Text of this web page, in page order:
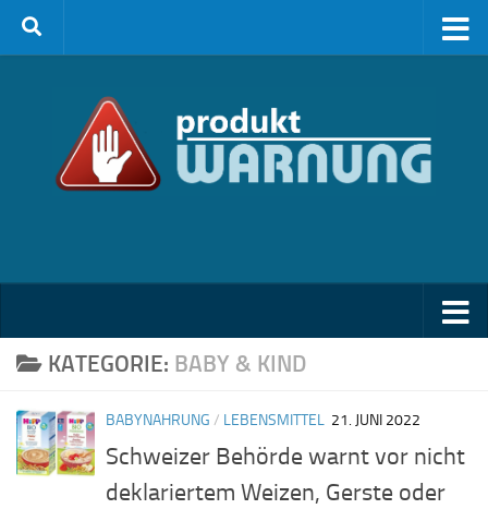
Zum Inhalt springen
KATEGORIE: BABY & KIND
BABYNAHRUNG / LEBENSMITTEL 21. JUNI 2022
Schweizer Behörde warnt vor nicht
deklariertem Weizen, Gerste oder